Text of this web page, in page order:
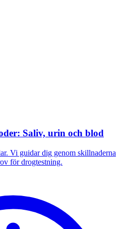
Saliv, urin och blod
Vi guidar dig genom skillnaderna
för drogtestning.